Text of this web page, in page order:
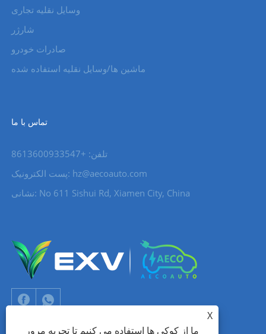
وسایل نقلیه تجاری
شارژر
صادرات خودرو
ماشین ها/وسایل نقلیه استفاده شده
تماس با ما
تلفن: +8613600933547
پست الکترونیک: hz@aecoauto.com
نشانی: No 611 Sishui Rd, Xiamen City, China
X
ما از کوکی ها استفاده می کنیم تا تجربه مرور